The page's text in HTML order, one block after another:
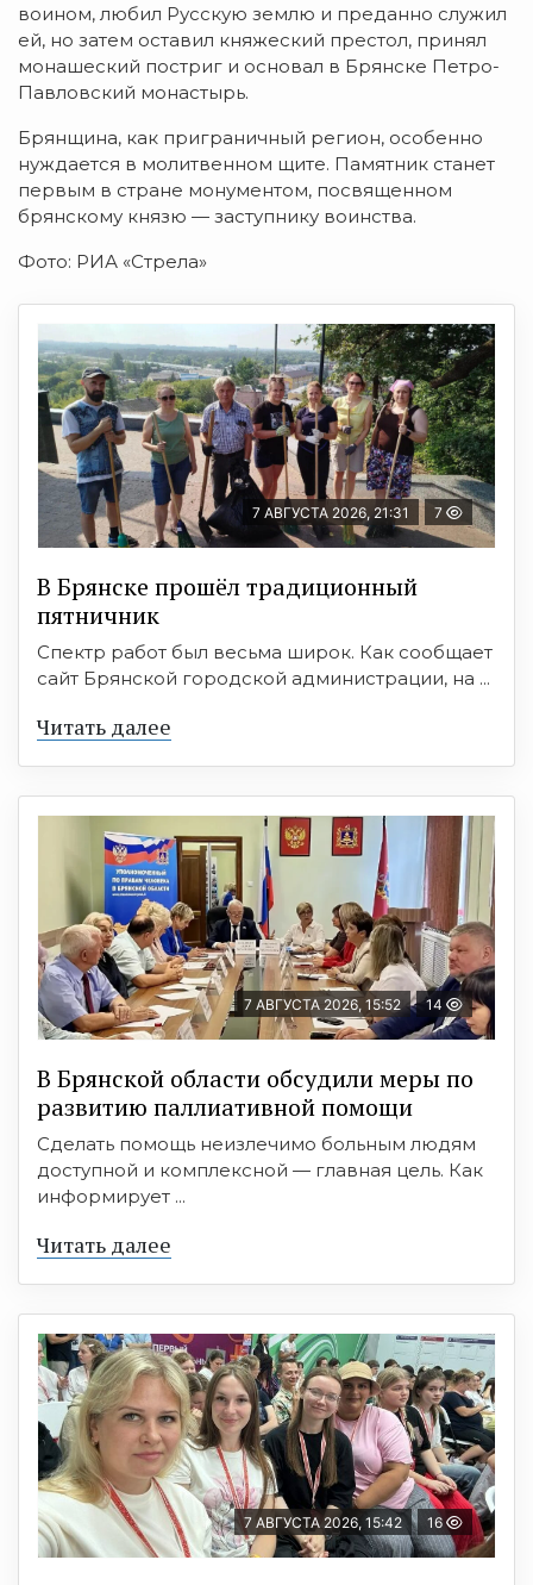
воином, любил Русскую землю и преданно служил
ей, но затем оставил княжеский престол, принял
монашеский постриг и основал в Брянске Петро-
Павловский монастырь.
Брянщина, как приграничный регион, особенно
нуждается в молитвенном щите. Памятник станет
первым в стране монументом, посвященном
брянскому князю — заступнику воинства.
Фото: РИА «Стрела»
7 АВГУСТА 2026, 21:31 7
В Брянске прошёл традиционный
пятничник
Спектр работ был весьма широк. Как сообщает
сайт Брянской городской администрации, на ...
Читать далее
7 АВГУСТА 2026, 15:52 14
В Брянской области обсудили меры по
развитию паллиативной помощи
Сделать помощь неизлечимо больным людям
доступной и комплексной — главная цель. Как
информирует ...
Читать далее
7 АВГУСТА 2026, 15:42 16